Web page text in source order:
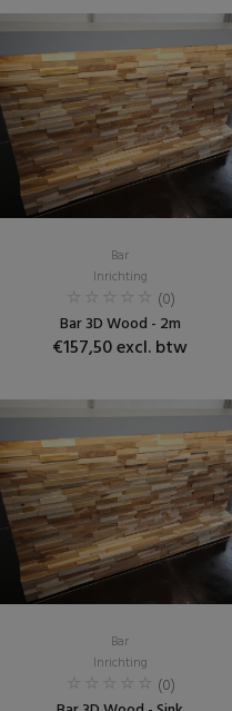
Bar
Inrichting
(0)
Bar 3D Wood - 2m
€157,50 excl. btw
Bar
Inrichting
(0)